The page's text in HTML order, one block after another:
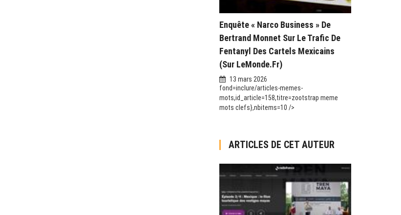
Enquête « Narco Business » De
Bertrand Monnet Sur Le Trafic De
Fentanyl Des Cartels Mexicains
(sur LeMonde.fr)
13 mars 2026
fond=inclure/articles-memes-
mots,id_article=158,titre=zootstrap meme
mots clefs},nbitems=10 />
ARTICLES DE CET AUTEUR